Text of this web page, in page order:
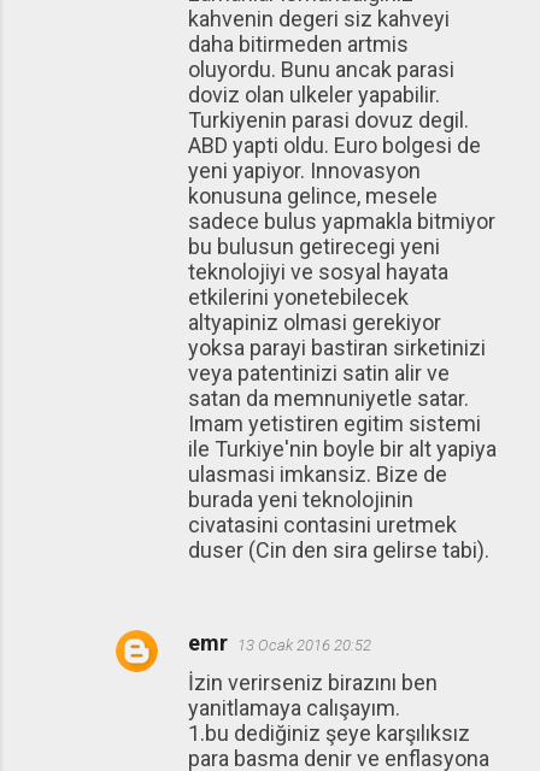
kahvenin degeri siz kahveyi
daha bitirmeden artmis
oluyordu. Bunu ancak parasi
doviz olan ulkeler yapabilir.
Turkiyenin parasi dovuz degil.
ABD yapti oldu. Euro bolgesi de
yeni yapiyor. Innovasyon
konusuna gelince, mesele
sadece bulus yapmakla bitmiyor
bu bulusun getirecegi yeni
teknolojiyi ve sosyal hayata
etkilerini yonetebilecek
altyapiniz olmasi gerekiyor
yoksa parayi bastiran sirketinizi
veya patentinizi satin alir ve
satan da memnuniyetle satar.
Imam yetistiren egitim sistemi
ile Turkiye'nin boyle bir alt yapiya
ulasmasi imkansiz. Bize de
burada yeni teknolojinin
civatasini contasini uretmek
duser (Cin den sira gelirse tabi).
emr 13 Ocak 2016 20:52
İzin verirseniz birazını ben
yanitlamaya calışayım.
1.bu dediğiniz şeye karşılıksız
para basma denir ve enflasyona